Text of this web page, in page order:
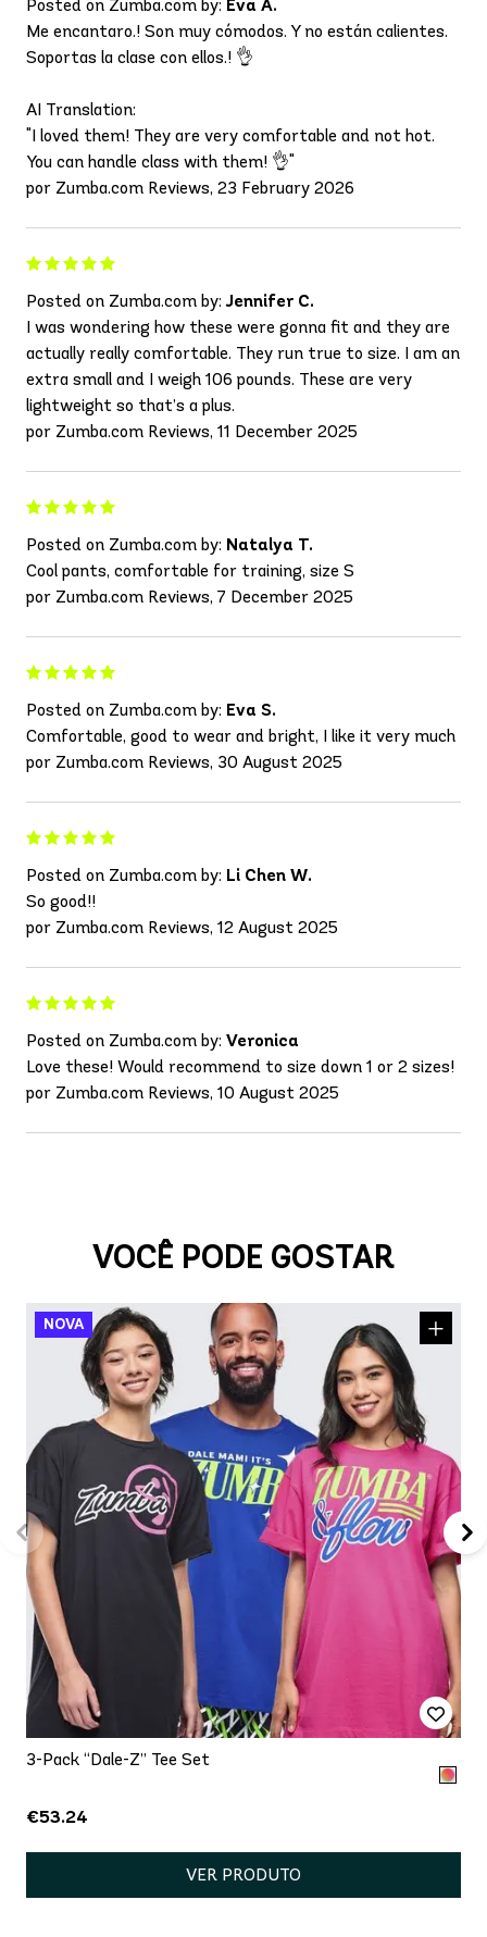
Posted on Zumba.com by: Eva A.
Me encantaro.! Son muy cómodos. Y no están calientes.
Soportas la clase con ellos.! 👌
AI Translation:
"I loved them! They are very comfortable and not hot.
You can handle class with them! 👌"
por Zumba.com Reviews, 23 February 2026
Posted on Zumba.com by:Jennifer C.
I was wondering how these were gonna fit and they are
actually really comfortable. They run true to size. I am an
extra small and I weigh 106 pounds. These are very
lightweight so that’s a plus.
por Zumba.com Reviews, 11 December 2025
Posted on Zumba.com by: Natalya T.
Cool pants, comfortable for training, size S
por Zumba.com Reviews, 7 December 2025
Posted on Zumba.com by: Eva S.
Comfortable, good to wear and bright, I like it very much
por Zumba.com Reviews, 30 August 2025
Posted on Zumba.com by: Li Chen W.
So good!!
por Zumba.com Reviews, 12 August 2025
Posted on Zumba.com by: Veronica
Love these! Would recommend to size down 1 or 2 sizes!
por Zumba.com Reviews, 10 August 2025
VOCÊ PODE GOSTAR
3-Pack “Dale-Z” Tee Set
€53.24
VER PRODUTO